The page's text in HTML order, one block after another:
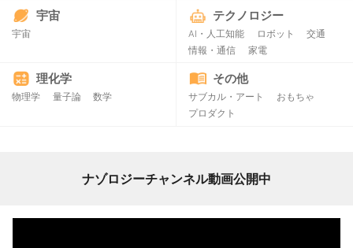
宇宙
宇宙
テクノロジー
AI・人工知能 ロボット
交通
情報・通信
家電
理化学
物理学 量子論 数学
その他
サブカル・アート
おもちゃ
プロダクト
ナゾロジーチャンネル動画公開中